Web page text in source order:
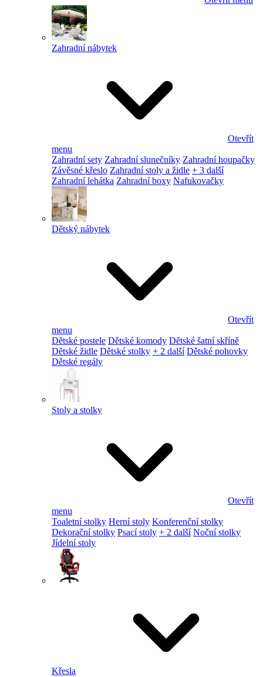
Zahradní nábytek
Otevřít
menu
Zahradní sety Zahradní slunečníky Zahradní houpačky
Závěsné křeslo Zahradní stoly a židle + 3 další
Zahradní lehátka Zahradní boxy Nafukovačky
Dětský nábytek
Otevřít
menu
Dětské postele Dětské komody Dětské šatní skříně
Dětské židle Dětské stolky + 2 další Dětské pohovky
Dětské regály
Stoly a stolky
Otevřít
menu
Toaletní stolky Herní stoly Konferenční stolky
Dekorační stolky Psací stoly + 2 další Noční stolky
Jídelní stoly
Křesla